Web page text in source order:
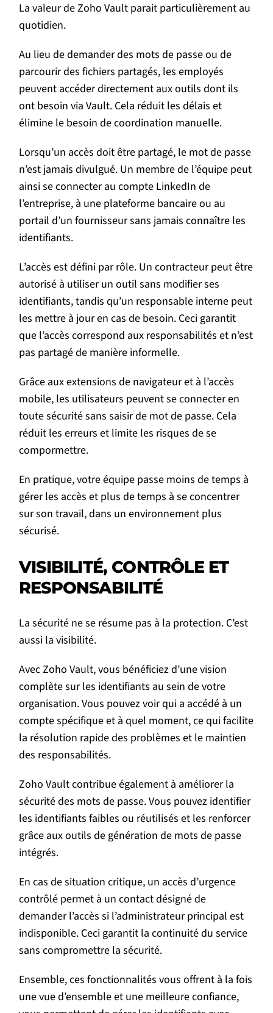
La valeur de Zoho Vault parait particulièrement au
quotidien.
Au lieu de demander des mots de passe ou de
parcourir des fichiers partagés, les employés
peuvent accéder directement aux outils dont ils
ont besoin via Vault. Cela réduit les délais et
élimine le besoin de coordination manuelle.
Lorsqu’un accès doit être partagé, le mot de passe
n’est jamais divulgué. Un membre de l’équipe peut
ainsi se connecter au compte LinkedIn de
l’entreprise, à une plateforme bancaire ou au
portail d’un fournisseur sans jamais connaître les
identifiants.
L’accès est défini par rôle. Un contracteur peut être
autorisé à utiliser un outil sans modifier ses
identifiants, tandis qu’un responsable interne peut
les mettre à jour en cas de besoin. Ceci garantit
que l’accès correspond aux responsabilités et n’est
pas partagé de manière informelle.
Grâce aux extensions de navigateur et à l’accès
mobile, les utilisateurs peuvent se connecter en
toute sécurité sans saisir de mot de passe. Cela
réduit les erreurs et limite les risques de se
compormettre.
En pratique, votre équipe passe moins de temps à
gérer les accès et plus de temps à se concentrer
sur son travail, dans un environnement plus
sécurisé.
VISIBILITÉ, CONTRÔLE ET
RESPONSABILITÉ
La sécurité ne se résume pas à la protection. C’est
aussi la visibilité.
Avec Zoho Vault, vous bénéficiez d’une vision
complète sur les identifiants au sein de votre
organisation. Vous pouvez voir qui a accédé à un
compte spécifique et à quel moment, ce qui facilite
la résolution rapide des problèmes et le maintien
des responsabilités.
Zoho Vault contribue également à améliorer la
sécurité des mots de passe. Vous pouvez identifier
les identifiants faibles ou réutilisés et les renforcer
grâce aux outils de génération de mots de passe
intégrés.
En cas de situation critique, un accès d’urgence
contrôlé permet à un contact désigné de
demander l’accès si l’administrateur principal est
indisponible. Ceci garantit la continuité du service
sans compromettre la sécurité.
Ensemble, ces fonctionnalités vous offrent à la fois
une vue d’ensemble et une meilleure confiance,